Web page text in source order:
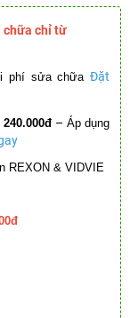
chữa chỉ từ
phí sửa chữa Đặt
240.000đ – Áp dụng
REXON & VIDVIE